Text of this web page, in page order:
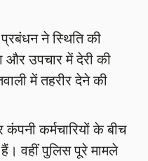
ने स्थिति की
और उपचार में देरी की
में तहरीर देने की
कर्मचारियों के बीच
वहीं पुलिस पूरे मामले